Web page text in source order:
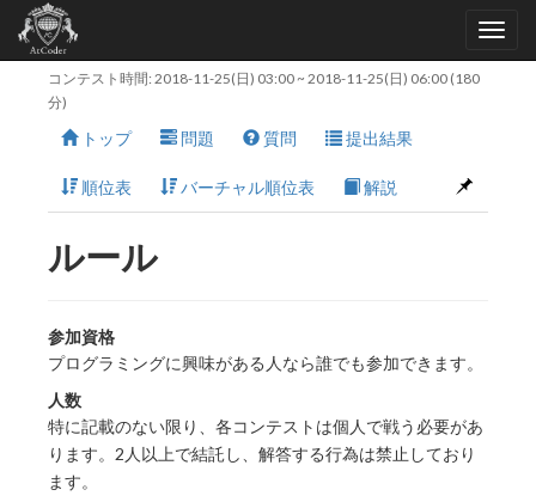
コンテスト時間: 2018-11-25(日) 03:00~ 2018-11-25(日) 06:00 (180
分)
トップ 問題 質問 提出結果
順位表 バーチャル順位表 解説
ルール
参加資格
プログラミングに興味がある人なら誰でも参加できます。
人数
特に記載のない限り、各コンテストは個人で戦う必要があ
ります。2人以上で結託し、解答する行為は禁止しており
ます。